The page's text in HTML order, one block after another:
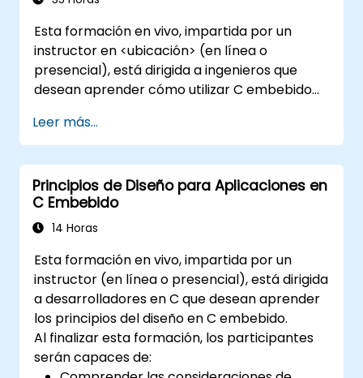
Esta formación en vivo, impartida por un
instructor en <ubicación> (en línea o
presencial), está dirigida a ingenieros que
desean aprender cómo utilizar C embebido
microcontroladores basados en diferentes
arquitecturas de procesador (8051, ARM
CORTEX M-3 y ARM9).
Leer más...
Principios de Diseño para Aplicaciones en
C Embebido
14 Horas
Esta formación en vivo, impartida por un
instructor (en línea o presencial), está dirigida
a desarrolladores en C que desean aprender
los principios del diseño en C embebido.
Al finalizar esta formación, los participantes
serán capaces de: